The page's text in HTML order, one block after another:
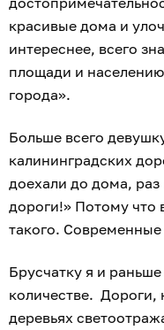
красивые дома и
интереснее, всего
площади и
города».
Больше всего
калининградских
доехали до дома, раз
дороги!» Потому что
такого.
Брусчатку я и
количестве. Дороги,
деревьях